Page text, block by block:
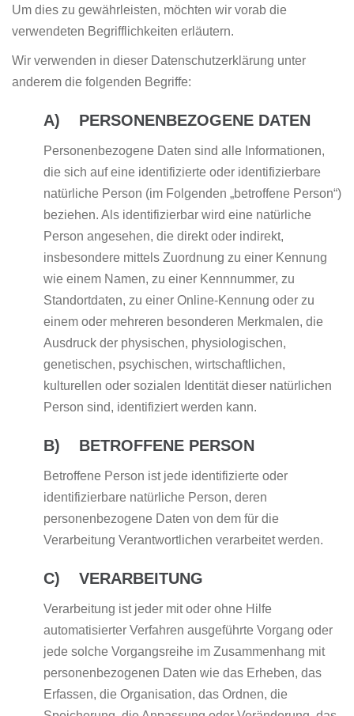
Um dies zu gewährleisten, möchten wir vorab die
verwendeten Begrifflichkeiten erläutern.
Wir verwenden in dieser Datenschutzerklärung unter
anderem die folgenden Begriffe:
A) PERSONENBEZOGENE DATEN
Personenbezogene Daten sind alle Informationen,
die sich auf eine identifizierte oder identifizierbare
natürliche Person (im Folgenden „betroffene Person“)
beziehen. Als identifizierbar wird eine natürliche
Person angesehen, die direkt oder indirekt,
insbesondere mittels Zuordnung zu einer Kennung
wie einem Namen, zu einer Kennnummer, zu
Standortdaten, zu einer Online-Kennung oder zu
einem oder mehreren besonderen Merkmalen, die
Ausdruck der physischen, physiologischen,
genetischen, psychischen, wirtschaftlichen,
kulturellen oder sozialen Identität dieser natürlichen
Person sind, identifiziert werden kann.
B) BETROFFENE PERSON
Betroffene Person ist jede identifizierte oder
identifizierbare natürliche Person, deren
personenbezogene Daten von dem für die
Verarbeitung Verantwortlichen verarbeitet werden.
C) VERARBEITUNG
Verarbeitung ist jeder mit oder ohne Hilfe
automatisierter Verfahren ausgeführte Vorgang oder
jede solche Vorgangsreihe im Zusammenhang mit
personenbezogenen Daten wie das Erheben, das
Erfassen, die Organisation, das Ordnen, die